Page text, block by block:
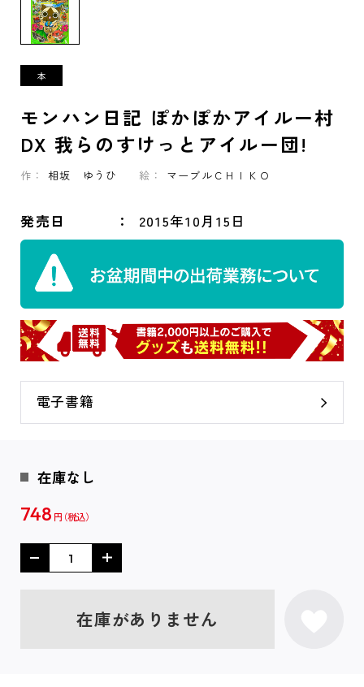
モンハン日記 ぽかぽかアイルー村
DX 我らのすけっとアイルー団!
作： 相坂 ゆうひ 絵： マーブルＣＨＩＫＯ
発売日 2015年10月15日
電子書籍
在庫なし
748 円
在庫がありません